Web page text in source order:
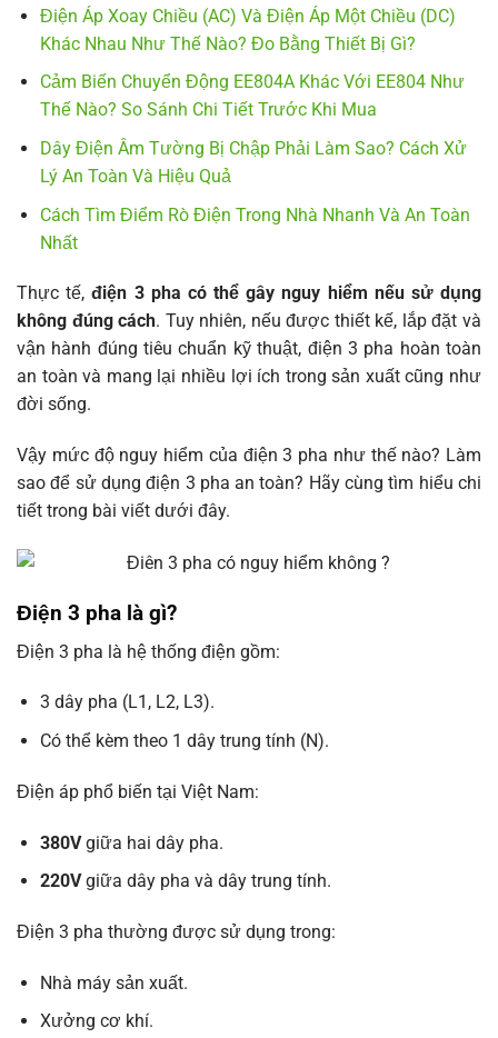
Điện Áp Xoay Chiều (AC) Và Điện Áp Một Chiều (DC)
Khác Nhau Như Thế Nào? Đo Bằng Thiết Bị Gì?
Cảm Biến Chuyển Động EE804A Khác Với EE804 Như
Thế Nào? So Sánh Chi Tiết Trước Khi Mua
Dây Điện Âm Tường Bị Chập Phải Làm Sao? Cách Xử
Lý An Toàn Và Hiệu Quả
Cách Tìm Điểm Rò Điện Trong Nhà Nhanh Và An Toàn
Nhất
Thực tế,điện 3 pha có thể gây nguy hiểm nếu sử dụng
không đúng cách. Tuy nhiên, nếu được thiết kế, lắp đặt và
vận hành đúng tiêu chuẩn kỹ thuật, điện 3 pha hoàn toàn
an toàn và mang lại nhiều lợi ích trong sản xuất cũng như
đời sống.
Vậy mức độ nguy hiểm của điện 3 pha như thế nào? Làm
sao để sử dụng điện 3 pha an toàn? Hãy cùng tìm hiểu chi
tiết trong bài viết dưới đây.
Điện 3 pha là gì?
Điện 3 pha là hệ thống điện gồm:
3 dây pha (L1, L2, L3).
Có thể kèm theo 1 dây trung tính (N).
Điện áp phổ biến tại Việt Nam:
380Vgiữa hai dây pha.
220Vgiữa dây pha và dây trung tính.
Điện 3 pha thường được sử dụng trong:
Nhà máy sản xuất.
Xưởng cơ khí.